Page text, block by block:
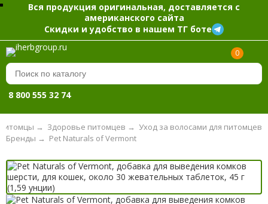
Вся продукция оригинальная, доставляется с
американского сайта
Скидки и удобство в нашем ТГ боте
0
8 800 555 32 74
→ Здоровье питомцев → Уход за волосами для питомцев
Pet Naturals of Vermont
Бренды →